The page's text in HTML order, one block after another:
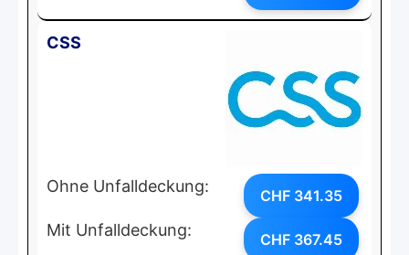
CSS
Ohne Unfalldeckung: CHF 341.35
Mit Unfalldeckung: CHF 367.45